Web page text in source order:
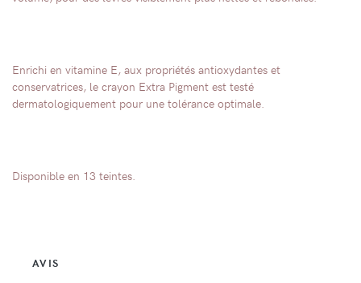
Enrichi en vitamine E, aux propriétés antioxydantes et
conservatrices, le crayon Extra Pigment est testé
dermatologiquement pour une tolérance optimale.
Disponible en 13 teintes.
AVIS